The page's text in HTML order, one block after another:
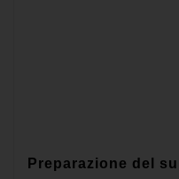
Preparazione del